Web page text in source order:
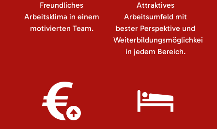
Freundliches
Arbeitsklima in einem
motivierten Team.
Attraktives
Arbeitsumfeld mit
bester Perspektive und
Weiterbildungsmöglichkeiten
in jedem Bereich.